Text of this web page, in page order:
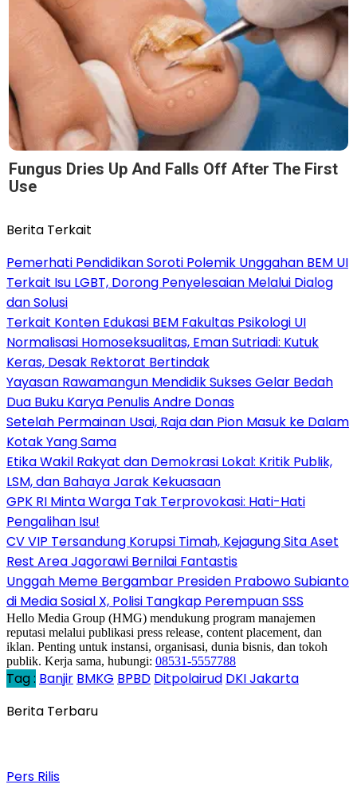
Fungus Dries Up And Falls Off After The First
Use
Berita Terkait
Pemerhati Pendidikan Soroti Polemik Unggahan BEM UI
Terkait Isu LGBT, Dorong Penyelesaian Melalui Dialog
dan Solusi
Terkait Konten Edukasi BEM Fakultas Psikologi UI
Normalisasi Homoseksualitas, Eman Sutriadi: Kutuk
Keras, Desak Rektorat Bertindak
Yayasan Rawamangun Mendidik Sukses Gelar Bedah
Dua Buku Karya Penulis Andre Donas
Setelah Permainan Usai, Raja dan Pion Masuk ke Dalam
Kotak Yang Sama
Etika Wakil Rakyat dan Demokrasi Lokal: Kritik Publik,
LSM, dan Bahaya Jarak Kekuasaan
GPK RI Minta Warga Tak Terprovokasi: Hati-Hati
Pengalihan Isu!
CV VIP Tersandung Korupsi Timah, Kejagung Sita Aset
Rest Area Jagorawi Bernilai Fantastis
Unggah Meme Bergambar Presiden Prabowo Subianto
di Media Sosial X, Polisi Tangkap Perempuan SSS
Hello Media Group (HMG) mendukung program manajemen
reputasi melalui publikasi press release, content placement, dan
iklan. Penting untuk instansi, organisasi, dunia bisnis, dan tokoh
publik. Kerja sama, hubungi: 08531-5557788
Tag : Banjir BMKG BPBD Ditpolairud DKI Jakarta
Berita Terbaru
Pers Rilis